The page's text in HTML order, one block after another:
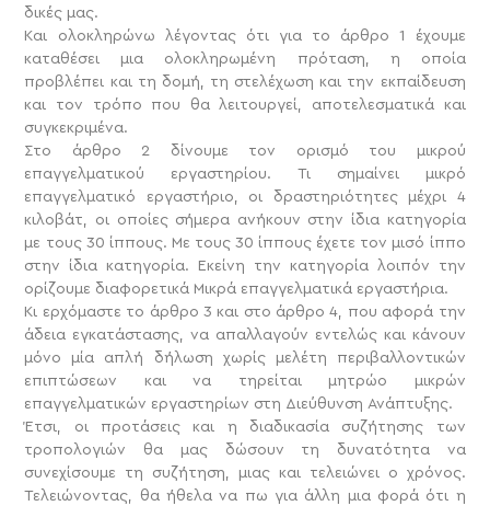
δικές μας.
Και ολοκληρώνω λέγοντας ότι για το άρθρο 1 έχουμε
καταθέσει μια ολοκληρωμένη πρόταση, η οποία
προβλέπει και τη δομή, τη στελέχωση και την εκπαίδευση
και τον τρόπο που θα λειτουργεί, αποτελεσματικά και
συγκεκριμένα.
Στο άρθρο 2 δίνουμε τον ορισμό του μικρού
επαγγελματικού εργαστηρίου. Τι σημαίνει μικρό
επαγγελματικό εργαστήριο, οι δραστηριότητες μέχρι 4
κιλοβάτ, οι οποίες σήμερα ανήκουν στην ίδια κατηγορία
με τους 30 ίππους. Με τους 30 ίππους έχετε τον μισό ίππο
στην ίδια κατηγορία. Εκείνη την κατηγορία λοιπόν την
ορίζουμε διαφορετικά Μικρά επαγγελματικά εργαστήρια.
Κι ερχόμαστε το άρθρο 3 και στο άρθρο 4, που αφορά την
άδεια εγκατάστασης, να απαλλαγούν εντελώς και κάνουν
μόνο μία απλή δήλωση χωρίς μελέτη περιβαλλοντικών
επιπτώσεων και να τηρείται μητρώο μικρών
επαγγελματικών εργαστηρίων στη Διεύθυνση Ανάπτυξης.
Έτσι, οι προτάσεις και η διαδικασία συζήτησης των
τροπολογιών θα μας δώσουν τη δυνατότητα να
συνεχίσουμε τη συζήτηση, μιας και τελειώνει ο χρόνος.
Τελειώνοντας, θα ήθελα να πω για άλλη μια φορά ότι η